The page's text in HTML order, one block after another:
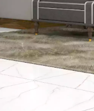
LIHAT SEMUA